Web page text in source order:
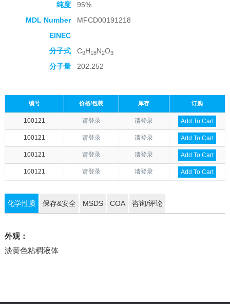
纯度
95%
MDL Number
MFCD00191218
EINEC
分子式
C9H18N2O3
分子量 202.252
编号 价格/包装 库存 订购
100121 请登录 请登录 Add To Cart
100121 请登录 请登录 Add To Cart
100121 请登录 请登录 Add To Cart
100121 请登录 请登录 Add To Cart
化学性质 保存&安全 MSDS COA 咨询/评论
外观：
淡黄色粘稠液体